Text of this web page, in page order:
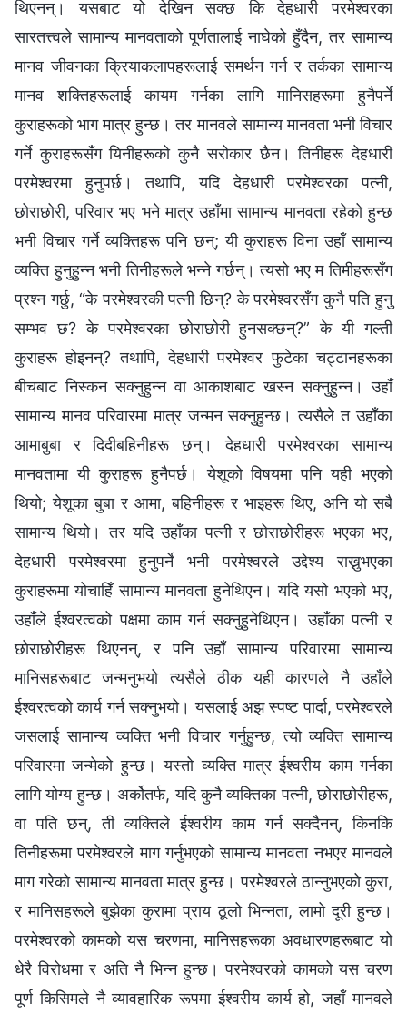
थिएनन्। यसबाट यो देखिन सक्छ कि देहधारी परमेश्‍वरका
सारतत्त्वले सामान्य मानवताको पूर्णतालाई नाघेको हुँदैन, तर सामान्य
मानव जीवनका क्रियाकलापहरूलाई समर्थन गर्न र तर्कका सामान्य
मानव शक्तिहरूलाई कायम गर्नका लागि मानिसहरूमा हुनैपर्ने
कुराहरूको भाग मात्र हुन्छ। तर मानवले सामान्य मानवता भनी विचार
गर्ने कुराहरूसँग यिनीहरूको कुनै सरोकार छैन। तिनीहरू देहधारी
परमेश्‍वरमा हुनुपर्छ। तथापि, यदि देहधारी परमेश्‍वरका पत्नी,
छोराछोरी, परिवार भए भने मात्र उहाँमा सामान्य मानवता रहेको हुन्छ
भनी विचार गर्ने व्यक्तिहरू पनि छन्; यी कुराहरू विना उहाँ सामान्य
व्यक्ति हुनुहुन्न भनी तिनीहरूले भन्‍ने गर्छन्। त्यसो भए म तिमीहरूसँग
प्रश्न गर्छु, “के परमेश्‍वरकी पत्नी छिन्? के परमेश्‍वरसँग कुनै पति हुनु
सम्भव छ? के परमेश्‍वरका छोराछोरी हुनसक्छन्?” के यी गल्ती
कुराहरू होइनन्? तथापि, देहधारी परमेश्‍वर फुटेका चट्टानहरूका
बीचबाट निस्कन सक्नुहुन्न वा आकाशबाट खस्‍न सक्नुहुन्न। उहाँ
सामान्य मानव परिवारमा मात्र जन्मन सक्नुहुन्छ। त्यसैले त उहाँका
आमाबुबा र दिदीबहिनीहरू छन्। देहधारी परमेश्‍वरका सामान्य
मानवतामा यी कुराहरू हुनैपर्छ। येशूको विषयमा पनि यही भएको
थियो; येशूका बुबा र आमा, बहिनीहरू र भाइहरू थिए, अनि यो सबै
सामान्य थियो। तर यदि उहाँका पत्नी र छोराछोरीहरू भएका भए,
देहधारी परमेश्‍वरमा हुनुपर्ने भनी परमेश्‍वरले उद्देश्य राख्नुभएका
कुराहरूमा योचाहिँ सामान्य मानवता हुनेथिएन। यदि यसो भएको भए,
उहाँले ईश्‍वरत्वको पक्षमा काम गर्न सक्‍नुहुनेथिएन। उहाँका पत्नी र
छोराछोरीहरू थिएनन्, र पनि उहाँ सामान्य परिवारमा सामान्य
मानिसहरूबाट जन्मनुभयो त्यसैले ठीक यही कारणले नै उहाँले
ईश्‍वरत्वको कार्य गर्न सक्नुभयो। यसलाई अझ स्पष्ट पार्दा, परमेश्‍वरले
जसलाई सामान्य व्यक्ति भनी विचार गर्नुहुन्छ, त्यो व्यक्ति सामान्य
परिवारमा जन्मेको हुन्छ। यस्तो व्यक्ति मात्र ईश्‍वरीय काम गर्नका
लागि योग्य हुन्छ। अर्कोतर्फ, यदि कुनै व्यक्तिका पत्नी, छोराछोरीहरू,
वा पति छन्, ती व्यक्तिले ईश्‍वरीय काम गर्न सक्दैनन्, किनकि
तिनीहरूमा परमेश्‍वरले माग गर्नुभएको सामान्य मानवता नभएर मानवले
माग गरेको सामान्य मानवता मात्र हुन्छ। परमेश्‍वरले ठान्नुभएको कुरा,
र मानिसहरूले बुझेका कुरामा प्राय ठूलो भिन्नता, लामो दूरी हुन्छ।
परमेश्‍वरको कामको यस चरणमा, मानिसहरूका अवधारणहरूबाट यो
धेरै विरोधमा र अति नै भिन्न हुन्छ। परमेश्‍वरको कामको यस चरण
पूर्ण किसिमले नै व्यावहारिक रूपमा ईश्‍वरीय कार्य हो, जहाँ मानवले